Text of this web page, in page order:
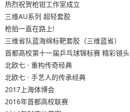
热烈祝贺枪钳工作室成立
三维AU系列 超轻套胶
枪拍一直在路上!
三维省队蓝海绵标靶套胶（三维蓝省）
首都高校第十一届乒乓球锦标赛 精彩镜头
北欧七 · 重构传奇经典
北欧七 · 手艺人的传承经典
2017上海体博会
2016年首都高校联赛